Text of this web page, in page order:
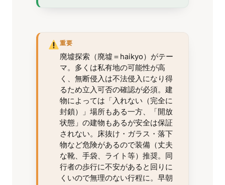
重要
廃墟探索（廃墟＝haikyo）がテー
マ。多くは私有地の可能性が高
く、無断侵入は不法侵入になり得
るため立入可否の確認が必須。建
物によっては「入れない（完全に
封鎖）」場所もある一方、「開放
状態」の建物もあるが安全は保証
されない。床抜け・ガラス・落下
物など危険があるので装備（丈夫
な靴、手袋、ライト等）推奨。同
行者の歩行に不安があると回りに
くいので無理のない行程に。早朝